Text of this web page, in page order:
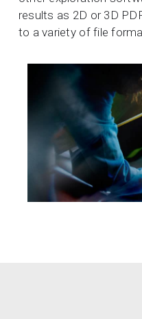
results as 2D or 3D
to a variety of file